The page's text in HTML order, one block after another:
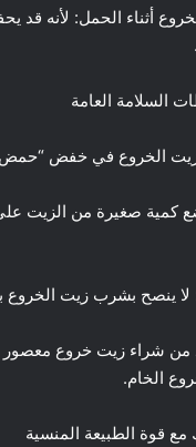
أثناء الحمل: لأنه قد
السلامة العامة
الخروع في خفض “حمض
ضع كمية صغيرة من الزيت
من شراء زيت خروع
الخام.
مع قوة الطبيعة المنسية